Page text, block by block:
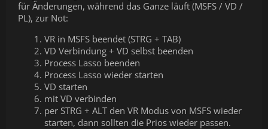
für Änderungen, während das Ganze läuft (MSFS / VD /
PL), zur Not:
VR in MSFS beendet (STRG + TAB)
VD Verbindung + VD selbst beenden
Process Lasso beenden
Process Lasso wieder starten
VD starten
mit VD verbinden
per STRG + ALT den VR Modus von MSFS wieder
starten, dann sollten die Prios wieder passen.